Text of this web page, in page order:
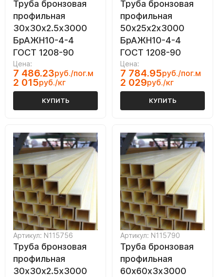
Труба бронзовая
профильная
30х30х2.5х3000
БрАЖН10-4-4
ГОСТ 1208-90
Цена:
7 486.23руб./пог.м
2 015руб./кг
КУПИТЬ
Труба бронзовая
профильная
50х25х2х3000
БрАЖН10-4-4
ГОСТ 1208-90
Цена:
7 784.95руб./пог.м
2 029руб./кг
КУПИТЬ
Артикул: N115756
Труба бронзовая
профильная
30х30х2.5х3000
Артикул: N115790
Труба бронзовая
профильная
60х60х3х3000